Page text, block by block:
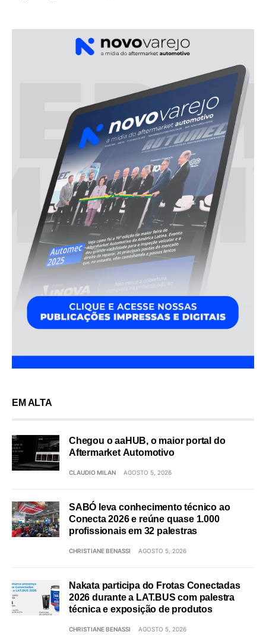
EM ALTA
Chegou o aaHUB, o maior portal do
Aftermarket Automotivo
CLAUDIO MILAN AGOSTO 5, 2026
SABÓ leva conhecimento técnico ao
Conecta 2026 e reúne quase 1.000
profissionais em 32 palestras
CHRISTIANE BENASSI AGOSTO 5, 2026
Nakata participa do Frotas Conectadas
2026 durante a LAT.BUS com palestra
técnica e exposição de produtos
CHRISTIANE BENASSI AGOSTO 5, 2026